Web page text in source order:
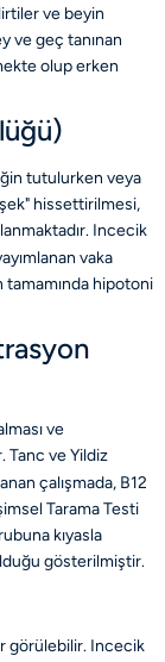
ve beyin
ve geç tanınan
olup erken
tutulurken veya
hissettirilmesi,
Incecik
vaka
hipotoni
ve
Tanc ve Yildiz
çalışmada, B12
Tarama Testi
kıyasla
gösterilmiştir.
görülebilir. Incecik